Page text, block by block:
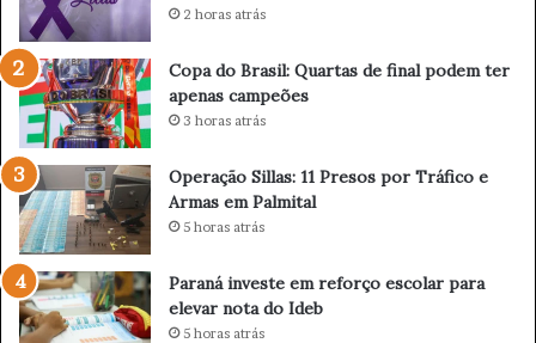
d
e
P
a
r
a
g
u
a
ç
u
r
e
2 horas atrás
Copa do Brasil: Quartas de final podem ter
apenas campeões
3 horas atrás
Operação Sillas: 11 Presos por Tráfico e
Armas em Palmital
5 horas atrás
Paraná investe em reforço escolar para
elevar nota do Ideb
5 horas atrás